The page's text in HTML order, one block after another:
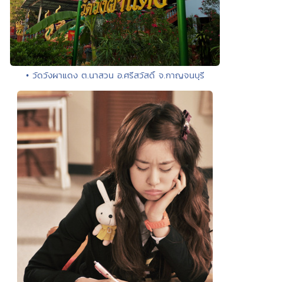
• วัดวังผาแดง ต.นาสวน อ.ศรีสวัสดิ์ จ.กาญจนบุรี